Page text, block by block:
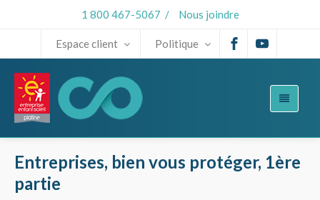
1 800 467-5067 / Nous joindre
Espace client Politique
Entreprises, bien vous protéger, 1ère
partie